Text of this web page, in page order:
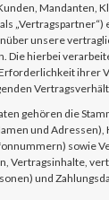
Mandanten,
„Vertragspartner“)
unsere
Die hierbei
ihrer
gehören die
und Adressen),
sowie
Vertragsinhalte,
und